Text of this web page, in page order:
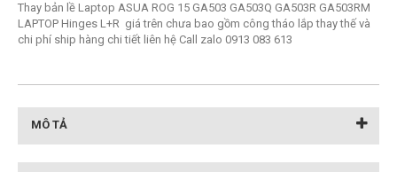
Thay bản lề Laptop ASUA ROG 15 GA503 GA503Q GA503R GA503RM
LAPTOP Hinges L+R giá trên chưa bao gồm công tháo lắp thay thế và
chi phí ship hàng chi tiết liên hệ Call zalo 0913 083 613
MÔ TẢ